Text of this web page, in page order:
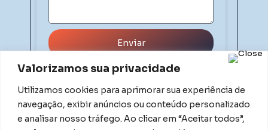
Valorizamos sua privacidade
Utilizamos cookies para aprimorar sua experiência de
navegação, exibir anúncios ou conteúdo personalizado
e analisar nosso tráfego. Ao clicar em “Aceitar todos”,
Enviar